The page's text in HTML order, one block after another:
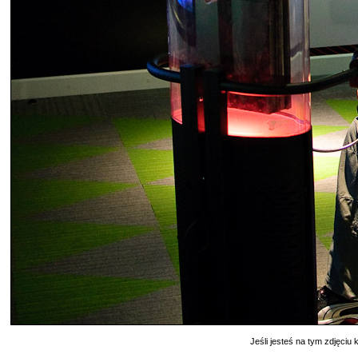
Jeśli jesteś na tym zdjęciu